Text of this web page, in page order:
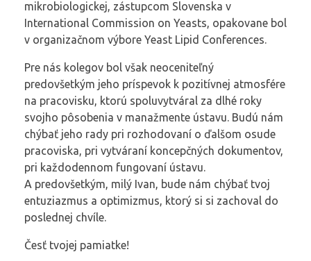
mikrobiologickej, zástupcom Slovenska v
International Commission on Yeasts, opakovane bol
v organizačnom výbore Yeast Lipid Conferences.
Pre nás kolegov bol však neoceniteľný
predovšetkým jeho príspevok k pozitívnej atmosfére
na pracovisku, ktorú spoluvytváral za dlhé roky
svojho pôsobenia v manažmente ústavu. Budú nám
chýbať jeho rady pri rozhodovaní o ďalšom osude
pracoviska, pri vytváraní koncepčných dokumentov,
pri každodennom fungovaní ústavu.
A predovšetkým, milý Ivan, bude nám chýbať tvoj
entuziazmus a optimizmus, ktorý si si zachoval do
poslednej chvíle.
Česť tvojej pamiatke!